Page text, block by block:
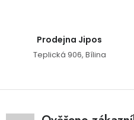
Prodejna Jipos
Teplická 906, Bílina